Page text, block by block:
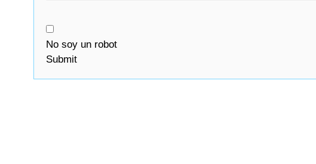
No soy un robot
Submit